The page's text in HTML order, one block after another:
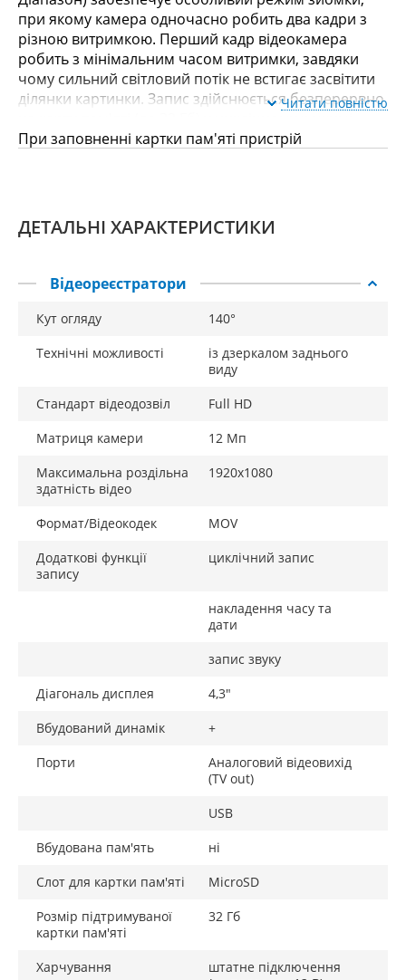
при якому камера одночасно робить два кадри з
різною витримкою. Перший кадр відеокамера
робить з мінімальним часом витримки, завдяки
чому сильний світловий потік не встигає засвітити
ділянки картинки. Запис здійснюється безперервно
При заповненні картки пам'яті пристрій
Читати повністю
ДЕТАЛЬНІ ХАРАКТЕРИСТИКИ
Відеореєстратори
Кут огляду
140°
Технічні можливості
із дзеркалом заднього
виду
Стандарт відеодозвіл
Full HD
Матриця камери
12 Мп
Максимальна роздільна
здатність відео
1920x1080
Формат/Відеокодек
MOV
Додаткові функції
запису
циклічний запис
накладення часу та
дати
запис звуку
Діагональ дисплея
4,3"
Вбудований динамік
+
Порти
Аналоговий відеовихід
(TV out)
USB
Вбудована пам'ять
ні
Слот для картки пам'яті
MicroSD
Розмір підтримуваної
картки пам'яті
32 Гб
Харчування
штатне підключення